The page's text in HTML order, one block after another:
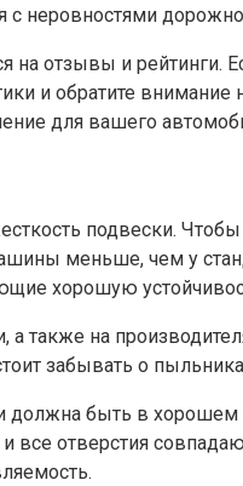
с неровностями
на отзывы и
и обратите
для вашего
подвески.
меньше, чем у
хорошую
а также на
забывать о
должна быть в
все отверстия